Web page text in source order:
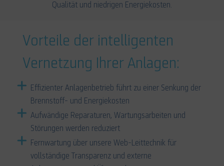
Qualität und niedrigen Energiekosten.
Vorteile der intelligenten
Vernetzung Ihrer Anlagen:
Effizienter Anlagenbetrieb führt zu einer Senkung der
Brennstoff- und Energiekosten
Aufwändige Reparaturen, Wartungsarbeiten und
Störungen werden reduziert
Fernwartung über unsere Web-Leittechnik für
vollständige Transparenz und externe